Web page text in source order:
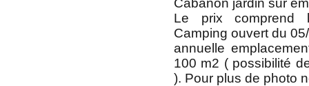
Cabanon jardin sur
Le prix comprend
Camping ouvert du
annuelle
100 m2 ( possibilité
). Pour plus de photo